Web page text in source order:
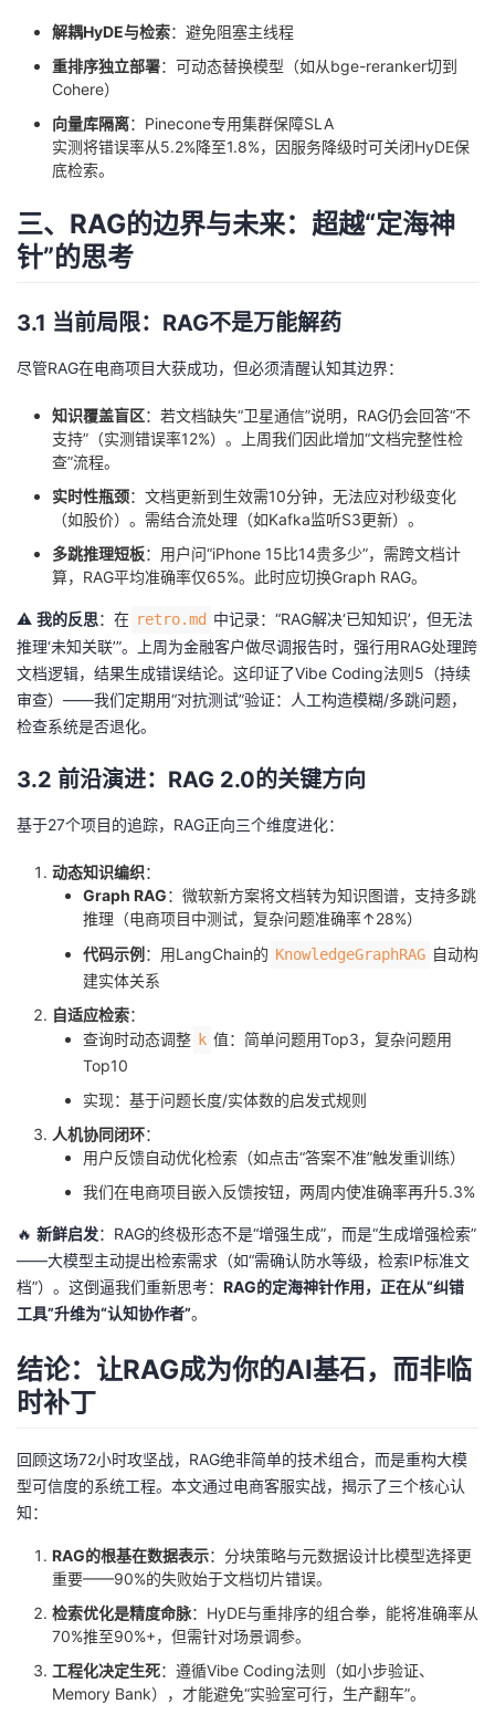
解耦HyDE与检索：避免阻塞主线程
重排序独立部署：可动态替换模型（如从bge-reranker切到
Cohere）
向量库隔离：Pinecone专用集群保障SLA
实测将错误率从5.2%降至1.8%，因服务降级时可关闭HyDE保
底检索。
三、RAG的边界与未来：超越“定海神
针”的思考
3.1 当前局限：RAG不是万能解药
尽管RAG在电商项目大获成功，但必须清醒认知其边界：
知识覆盖盲区：若文档缺失“卫星通信”说明，RAG仍会回答“不
支持”（实测错误率12%）。上周我们因此增加“文档完整性检
查”流程。
实时性瓶颈：文档更新到生效需10分钟，无法应对秒级变化
（如股价）。需结合流处理（如Kafka监听S3更新）。
多跳推理短板：用户问“iPhone 15比14贵多少”，需跨文档计
算，RAG平均准确率仅65%。此时应切换Graph RAG。
⚠️ 我的反思：在 retro.md 中记录：“RAG解决‘已知知识’，但无法
推理‘未知关联’”。上周为金融客户做尽调报告时，强行用RAG处理跨
文档逻辑，结果生成错误结论。这印证了Vibe Coding法则5（持续
审查）——我们定期用“对抗测试”验证：人工构造模糊/多跳问题，
检查系统是否退化。
3.2 前沿演进：RAG 2.0的关键方向
基于27个项目的追踪，RAG正向三个维度进化：
动态知识编织：
Graph RAG：微软新方案将文档转为知识图谱，支持多跳
推理（电商项目中测试，复杂问题准确率↑28%）
代码示例 ：用LangChain的 KnowledgeGraphRAG 自动构
建实体关系
自适应检索：
查询时动态调整 k 值：简单问题用Top3，复杂问题用
Top10
实现：基于问题长度/实体数的启发式规则
人机协同闭环：
用户反馈自动优化检索（如点击“答案不准”触发重训练）
我们在电商项目嵌入反馈按钮，两周内使准确率再升5.3%
🔥 新鲜启发：RAG的终极形态不是“增强生成”，而是“生成增强检索”
——大模型主动提出检索需求（如“需确认防水等级，检索IP标准文
档”）。这倒逼我们重新思考： RAG的定海神针作用，正在从“纠错
工具”升维为“认知协作者”。
结论：让RAG成为你的AI基石，而非临
时补丁
回顾这场72小时攻坚战，RAG绝非简单的技术组合，而是重构大模
型可信度的系统工程。本文通过电商客服实战，揭示了三个核心认
知：
RAG的根基在数据表示：分块策略与元数据设计比模型选择更
重要——90%的失败始于文档切片错误。
检索优化是精度命脉：HyDE与重排序的组合拳，能将准确率从
70%推至90%+，但需针对场景调参。
工程化决定生死：遵循Vibe Coding法则（如小步验证、
Memory Bank），才能避免“实验室可行，生产翻车”。